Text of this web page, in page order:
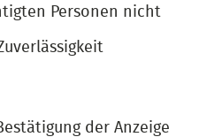
Personen nicht
der Anzeige